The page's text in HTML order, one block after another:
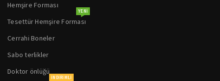
Hemşire Forması
Tesettür Hemşire Forması
YENI
Cerrahi Boneler
Sabo terlikler
Doktor önlüğü
INDIRIMLI